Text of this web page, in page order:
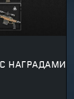
НАГРАДАМИ